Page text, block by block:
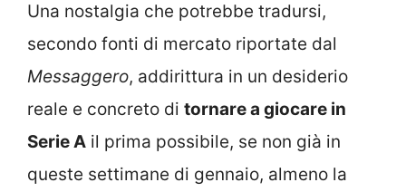
Una nostalgia che potrebbe tradursi,
secondo fonti di mercato riportate dal
Messaggero, addirittura in un desiderio
reale e concreto di tornare a giocare in
Serie A il prima possibile, se non già in
queste settimane di gennaio, almeno la